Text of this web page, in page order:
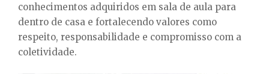
conhecimentos adquiridos em sala de aula para
dentro de casa e fortalecendo valores como
respeito, responsabilidade e compromisso com a
coletividade.